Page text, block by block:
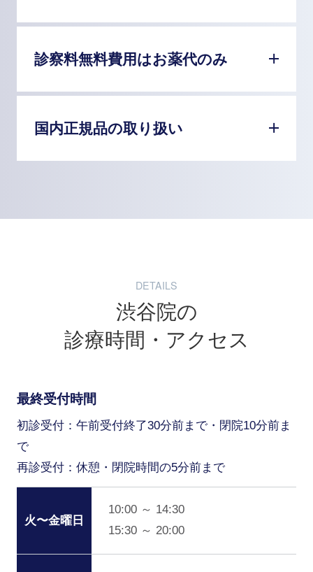
診察料無料費用はお薬代のみ
国内正規品の取り扱い
DETAILS
渋谷院の
診療時間・アクセス
最終受付時間
初診受付：午前受付終了30分前まで・閉院10分前ま
で
再診受付：休憩・閉院時間の5分前まで
火〜金曜日
10:00 ～ 14:30
15:30 ～ 20:00